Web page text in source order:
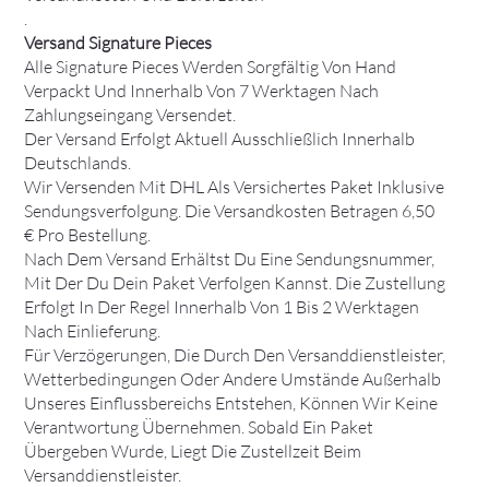
Versand Signature Pieces
Alle Signature Pieces Werden Sorgfältig Von Hand
Verpackt Und Innerhalb Von 7 Werktagen Nach
Zahlungseingang Versendet.
Der Versand Erfolgt Aktuell Ausschließlich Innerhalb
Deutschlands.
Wir Versenden Mit DHL Als Versichertes Paket Inklusive
Sendungsverfolgung. Die Versandkosten Betragen 6,50
€ Pro Bestellung.
Nach Dem Versand Erhältst Du Eine Sendungsnummer,
Mit Der Du Dein Paket Verfolgen Kannst. Die Zustellung
Erfolgt In Der Regel Innerhalb Von 1 Bis 2 Werktagen
Nach Einlieferung.
Für Verzögerungen, Die Durch Den Versanddienstleister,
Wetterbedingungen Oder Andere Umstände Außerhalb
Unseres Einflussbereichs Entstehen, Können Wir Keine
Verantwortung Übernehmen. Sobald Ein Paket
Übergeben Wurde, Liegt Die Zustellzeit Beim
Versanddienstleister.